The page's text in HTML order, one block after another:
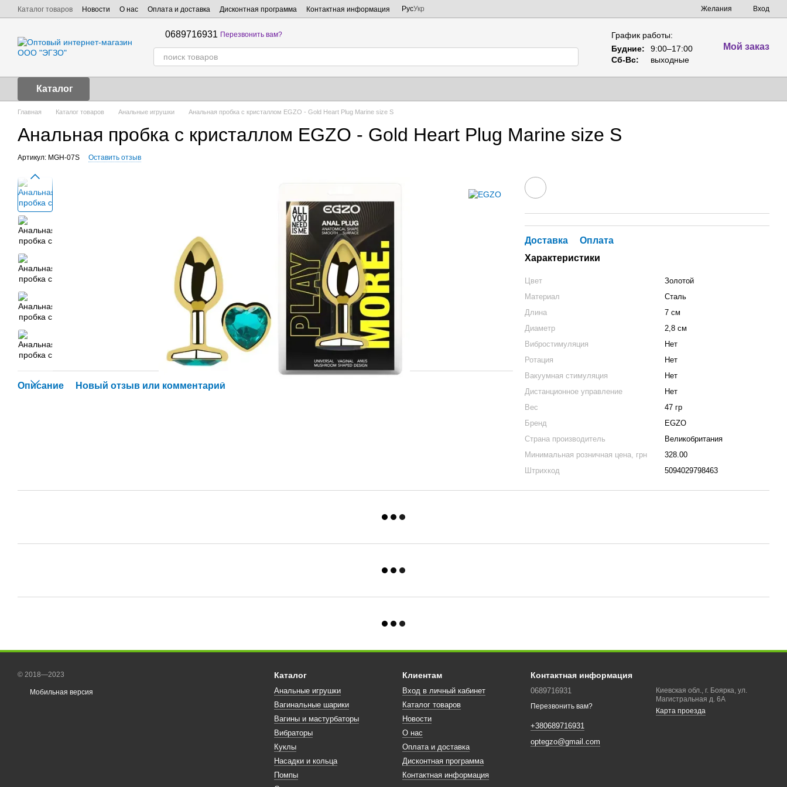
Перейти к основному контенту
Каталог товаров Новости О нас Оплата и доставка Дисконтная программа Контактная информация РусУкр Желания Вход
0689716931 Перезвонить вам?
График работы:
Будние:
9:00–17:00
Сб-Вс:
выходные
Мой заказ
Каталог
Главная Каталог товаров Анальные игрушки Анальная пробка с кристаллом EGZO - Gold Heart Plug Marine size S
Анальная пробка с кристаллом EGZO - Gold Heart Plug Marine size S
Артикул: MGH-07S Оставить отзыв
Описание Новый отзыв или комментарий
Доставка
Оплата
Характеристики
Цвет
Золотой
Материал
Сталь
Длина
7 см
Диаметр
2,8 см
Вибростимуляция
Нет
Ротация
Нет
Вакуумная стимуляция
Нет
Дистанционное управление
Нет
Вес
47 гр
Бренд
EGZO
Страна производитель
Великобритания
Минимальная розничная цена, грн
328.00
Штрихкод
5094029798463
© 2018—2023
Мобильная версия
Каталог
Анальные игрушки
Вагинальные шарики
Вагины и мастурбаторы
Вибраторы
Куклы
Насадки и кольца
Помпы
Клиентам
Вход в личный кабинет
Каталог товаров
Новости
О нас
Оплата и доставка
Дисконтная программа
Контактная информация
Контактная информация
0689716931
Перезвонить вам?
+380689716931
optegzo@gmail.com
Киевская обл., г. Боярка, ул.
Магистральная д. 6А
Карта проезда